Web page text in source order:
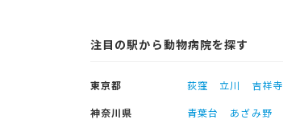
注目の駅から動物病院を探す
東京都 荻窪 立川 吉祥寺
神奈川県
青葉台 あざみ野